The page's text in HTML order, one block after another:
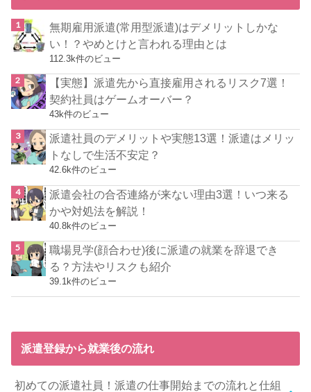
無期雇用派遣(常用型派遣)はデメリットしかな
い！？やめとけと言われる理由とは
112.3k件のビュー
【実態】派遣先から直接雇用されるリスク7選！
契約社員はゲームオーバー？
43k件のビュー
派遣社員のデメリットや実態13選！派遣はメリッ
トなしで生活不安定？
42.6k件のビュー
派遣会社の合否連絡が来ない理由3選！いつ来る
かや対処法を解説！
40.8k件のビュー
職場見学(顔合わせ)後に派遣の就業を辞退でき
る？方法やリスクも紹介
39.1k件のビュー
派遣登録から就業後の流れ
初めての派遣社員！派遣の仕事開始までの流れと仕組